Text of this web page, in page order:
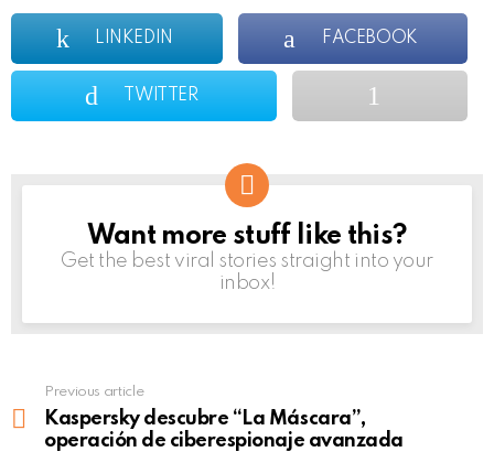
LINKEDIN FACEBOOK
TWITTER
NEWSLETTER
Want more stuff like this?
Get the best viral stories straight into your
inbox!
more
Previous article
Kaspersky descubre “La Máscara”,
operación de ciberespionaje avanzada